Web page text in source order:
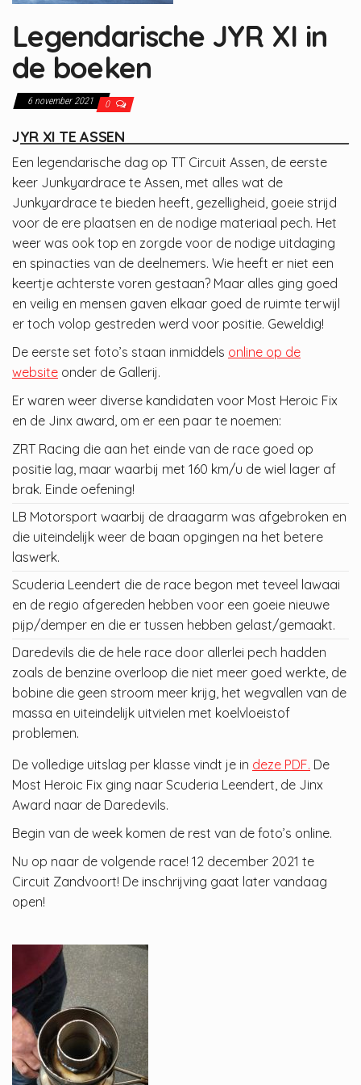
Legendarische JYR XI in
de boeken
6 november 2021 0
JYR XI TE ASSEN
Een legendarische dag op TT Circuit Assen, de eerste
keer Junkyardrace te Assen, met alles wat de
Junkyardrace te bieden heeft, gezelligheid, goeie strijd
voor de ere plaatsen en de nodige materiaal pech. Het
weer was ook top en zorgde voor de nodige uitdaging
en spinacties van de deelnemers. Wie heeft er niet een
keertje achterste voren gestaan? Maar alles ging goed
en veilig en mensen gaven elkaar goed de ruimte terwijl
er toch volop gestreden werd voor positie. Geweldig!
De eerste set foto’s staan inmiddels online op de
website onder de Gallerij.
Er waren weer diverse kandidaten voor Most Heroic Fix
en de Jinx award, om er een paar te noemen:
ZRT Racing die aan het einde van de race goed op
positie lag, maar waarbij met 160 km/u de wiel lager af
brak. Einde oefening!
LB Motorsport waarbij de draagarm was afgebroken en
die uiteindelijk weer de baan opgingen na het betere
laswerk.
Scuderia Leendert die de race begon met teveel lawaai
en de regio afgereden hebben voor een goeie nieuwe
pijp/demper en die er tussen hebben gelast/gemaakt.
Daredevils die de hele race door allerlei pech hadden
zoals de benzine overloop die niet meer goed werkte, de
bobine die geen stroom meer krijg, het wegvallen van de
massa en uiteindelijk uitvielen met koelvloeistof
problemen.
De volledige uitslag per klasse vindt je in deze PDF. De
Most Heroic Fix ging naar Scuderia Leendert, de Jinx
Award naar de Daredevils.
Begin van de week komen de rest van de foto’s online.
Nu op naar de volgende race! 12 december 2021 te
Circuit Zandvoort! De inschrijving gaat later vandaag
open!